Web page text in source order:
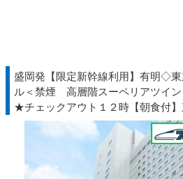
盛岡発【限定新幹線利用】有明◇
ル＜禁煙 高層階スーペリアツイ
★チェックアウト１２時【朝食付
5分◆ＴＤＲ夏◇ＪＲきっぷ駅受取